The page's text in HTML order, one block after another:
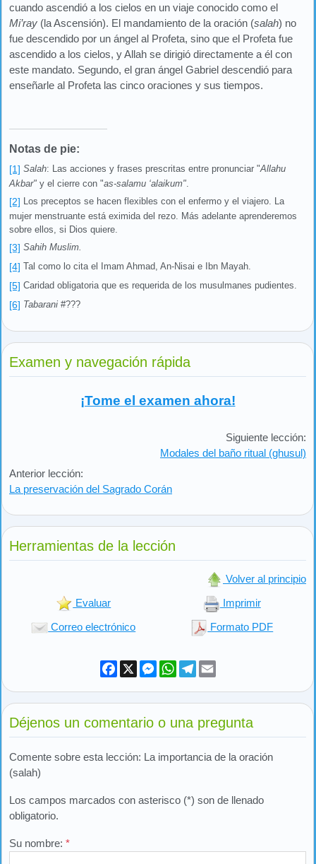
cuando ascendió a los cielos en un viaje conocido como el
Mi’ray (la Ascensión). El mandamiento de la oración (salah) no
fue descendido por un ángel al Profeta, sino que el Profeta fue
ascendido a los cielos, y Allah se dirigió directamente a él con
este mandato. Segundo, el gran ángel Gabriel descendió para
enseñarle al Profeta las cinco oraciones y sus tiempos.
Notas de pie:
[1] Salah: Las acciones y frases prescritas entre pronunciar "Allahu
Akbar" y el cierre con "as-salamu ‘alaikum"
[2] Los preceptos se hacen flexibles con el enfermo y el viajero. La
mujer menstruante está eximida del rezo. Más adelante aprenderemos
sobre ellos, si Dios quiere.
[3] Sahih Muslim.
[4] Tal como lo cita el Imam Ahmad, An-Nisai e Ibn Mayah.
[5] Caridad obligatoria que es requerida de los musulmanes pudientes.
[6] Tabarani #???
Examen y navegación rápida
¡Tome el examen ahora!
Anterior lección:
La preservación del Sagrado Corán
Siguiente lección:
Modales del baño ritual (ghusul)
Herramientas de la lección
Volver al principio
Evaluar Imprimir
Correo electrónico Formato PDF
Facebook
X Messenger
WhatsApp
Telegram
Déjenos un comentario o una pregunta
Comente sobre esta lección: La importancia de la oración
(salah)
Los campos marcados con asterisco (*) son de llenado
obligatorio.
Su nombre: *